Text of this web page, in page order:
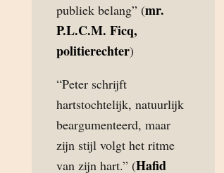
publiek belang” (mr.
P.L.C.M. Ficq,
politierechter)
“Peter schrijft
hartstochtelijk, natuurlijk
beargumenteerd, maar
zijn stijl volgt het ritme
van zijn hart.” (Hafid